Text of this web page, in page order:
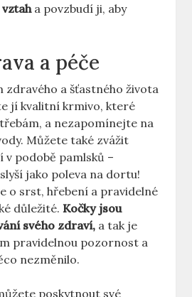
a povzbudí ji, aby
a péče
zdravého a šťastného života
jí kvalitní krmivo, které
a nezapomínejte na
Můžete také zvážit
v podobě pamlsků –
jako poleva na dortu!
o srst, hřebení a pravidelné
důležité.Kočky jsou
svého zdraví, a tak je
pravidelnou pozornost a
nezměnilo.
poskytnout své